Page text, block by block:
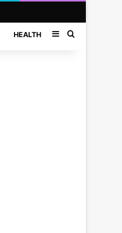
HEALTH SidebarSearch for